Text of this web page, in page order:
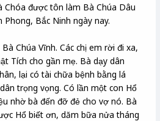
Chóa được tôn làm Bà Chúa Dâu
Bắc Ninh ngày nay.
Chúa Vĩnh. Các chị em rời đi xa,
Tích cho gần mẹ. Bà dạy dân
lại có tài chữa bệnh bằng lá
trọng vọng. Có lần một con Hổ
nhờ bà đến đỡ đẻ cho vợ nó. Bà
Hổ biết ơn, dăm bữa nửa tháng